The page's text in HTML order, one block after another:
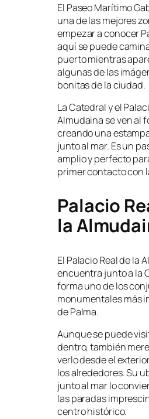
El Paseo Marítimo
una de las mejores
empezar a conocer
aquí se puede
puerto mientras
algunas de las
bonitas de la ciudad.
La Catedral y el
Almudaina se ven al
creando una
junto al mar. Es un
amplio y perfecto
primer contacto con
Palacio
la
El Palacio Real de la
encuentra junto a la
forma uno de los
monumentales más
de Palma.
Aunque se puede
dentro, también
verlo desde el
los alrededores. Su
junto al mar lo
las paradas
centro histórico.